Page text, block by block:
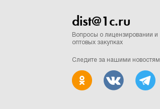
dist@1c.ru
Вопросы о лицензировании и
оптовых закупках
Следите за нашими